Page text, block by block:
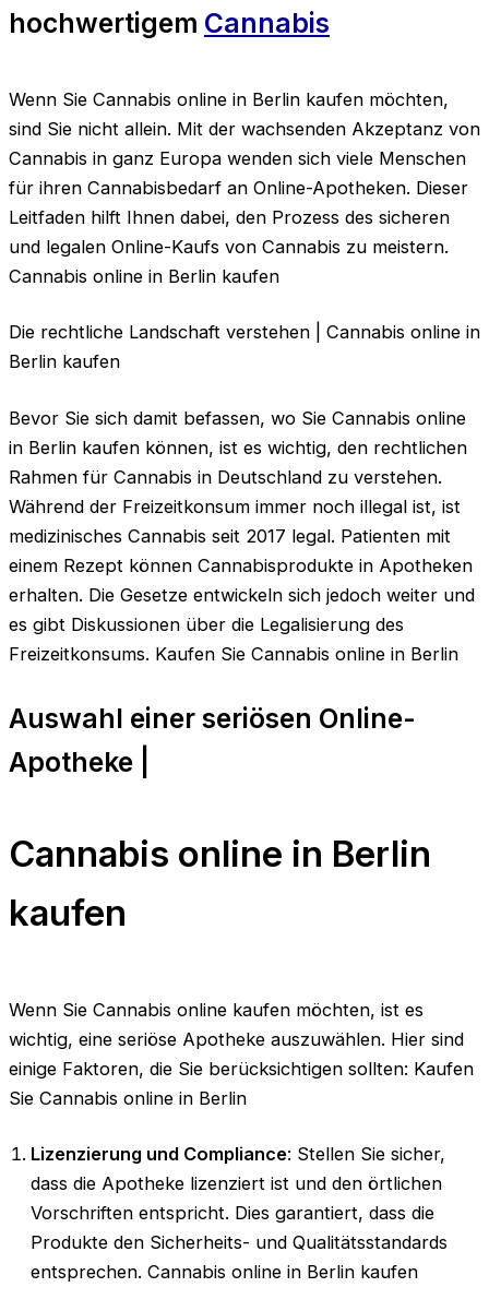
hochwertigem Cannabis
Wenn Sie Cannabis online in Berlin kaufen möchten,
sind Sie nicht allein. Mit der wachsenden Akzeptanz von
Cannabis in ganz Europa wenden sich viele Menschen
für ihren Cannabisbedarf an Online-Apotheken. Dieser
Leitfaden hilft Ihnen dabei, den Prozess des sicheren
und legalen Online-Kaufs von Cannabis zu meistern.
Cannabis online in Berlin kaufen
Die rechtliche Landschaft verstehen | Cannabis online in
Berlin kaufen
Bevor Sie sich damit befassen, wo Sie Cannabis online
in Berlin kaufen können, ist es wichtig, den rechtlichen
Rahmen für Cannabis in Deutschland zu verstehen.
Während der Freizeitkonsum immer noch illegal ist, ist
medizinisches Cannabis seit 2017 legal. Patienten mit
einem Rezept können Cannabisprodukte in Apotheken
erhalten. Die Gesetze entwickeln sich jedoch weiter und
es gibt Diskussionen über die Legalisierung des
Freizeitkonsums. Kaufen Sie Cannabis online in Berlin
Auswahl einer seriösen Online-
Apotheke |
Cannabis online in Berlin
kaufen
Wenn Sie Cannabis online kaufen möchten, ist es
wichtig, eine seriöse Apotheke auszuwählen. Hier sind
einige Faktoren, die Sie berücksichtigen sollten: Kaufen
Sie Cannabis online in Berlin
Lizenzierung und Compliance: Stellen Sie sicher,
dass die Apotheke lizenziert ist und den örtlichen
Vorschriften entspricht. Dies garantiert, dass die
Produkte den Sicherheits- und Qualitätsstandards
entsprechen. Cannabis online in Berlin kaufen